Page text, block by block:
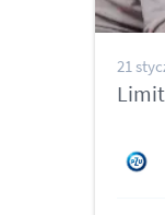
21